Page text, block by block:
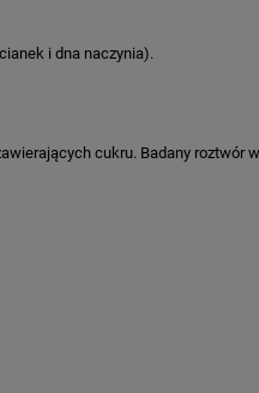
i dna naczynia).
cukru. Badany roztwór